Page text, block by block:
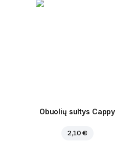
Obuolių sultys Cappy
2,10 €